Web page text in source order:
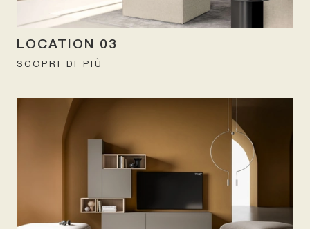
LOCATION 03
SCOPRI DI PIÙ